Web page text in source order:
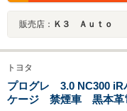
販売店： Ｋ３ Ａｕｔｏ
トヨタ
プログレ 3.0 NC300 iR
ケージ 禁煙車 黒本革